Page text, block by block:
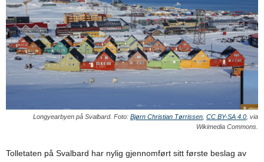
Longyearbyen på Svalbard. Foto: Bjørn Christian Tørrissen, CC BY-SA 4.0, via
Wikimedia Commons.
Tolletaten på Svalbard har nylig gjennomført sitt første beslag av